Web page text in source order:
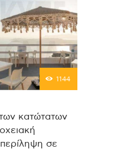
1144
κατώτατων
σε